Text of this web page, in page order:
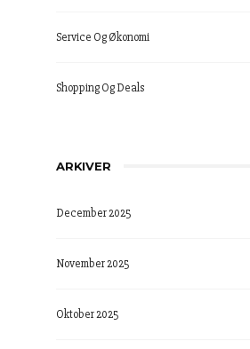
Service Og Økonomi
Shopping Og Deals
ARKIVER
December 2025
November 2025
Oktober 2025